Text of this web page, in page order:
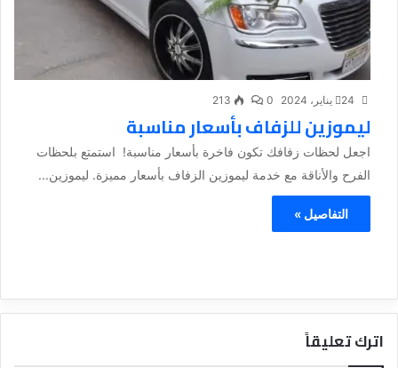
24 يناير، 2024 0
213
ليموزين للزفاف بأسعار مناسبة
اجعل لحظات زفافك تكون فاخرة بأسعار مناسبة! استمتع بلحظات
الفرح والأناقة مع خدمة ليموزين الزفاف بأسعار مميزة. ليموزين...
التفاصيل »
اترك تعليقاً